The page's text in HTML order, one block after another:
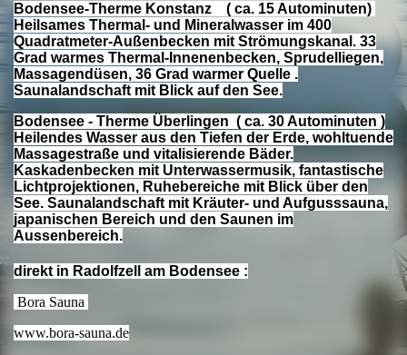
Bodensee-Therme Konstanz ( ca. 15 Autominuten)
Heilsames Thermal- und Mineralwasser im 400
Quadratmeter-Außenbecken mit Strömungskanal. 33
Grad warmes Thermal-Innenenbecken, Sprudelliegen,
Massagendüsen, 36 Grad warmer Quelle .
Saunalandschaft mit Blick auf den See.
Bodensee - Therme Überlingen ( ca. 30 Autominuten )
Heilendes Wasser aus den Tiefen der Erde, wohltuende
Massagestraße und vitalisierende Bäder.
Kaskadenbecken mit Unterwassermusik, fantastische
Lichtprojektionen, Ruhebereiche mit Blick über den
See. Saunalandschaft mit Kräuter- und Aufgusssauna,
japanischen Bereich und den Saunen im
Aussenbereich.
direkt in Radolfzell am Bodensee :
Bora Sauna
www.bora-sauna.de